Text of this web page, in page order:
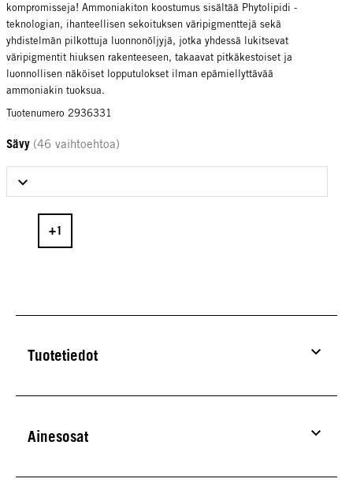
kompromisseja! Ammoniakiton koostumus sisältää Phytolipidi -
teknologian, ihanteellisen sekoituksen väripigmenttejä sekä
yhdistelmän pilkottuja luonnonöljyjä, jotka yhdessä lukitsevat
väripigmentit hiuksen rakenteeseen, takaavat pitkäkestoiset ja
luonnollisen näköiset lopputulokset ilman epämiellyttävää
ammoniakin tuoksua.
Tuotenumero 2936331
Sävy (46 vaihtoehtoa)
Tuotetiedot
Ainesosat